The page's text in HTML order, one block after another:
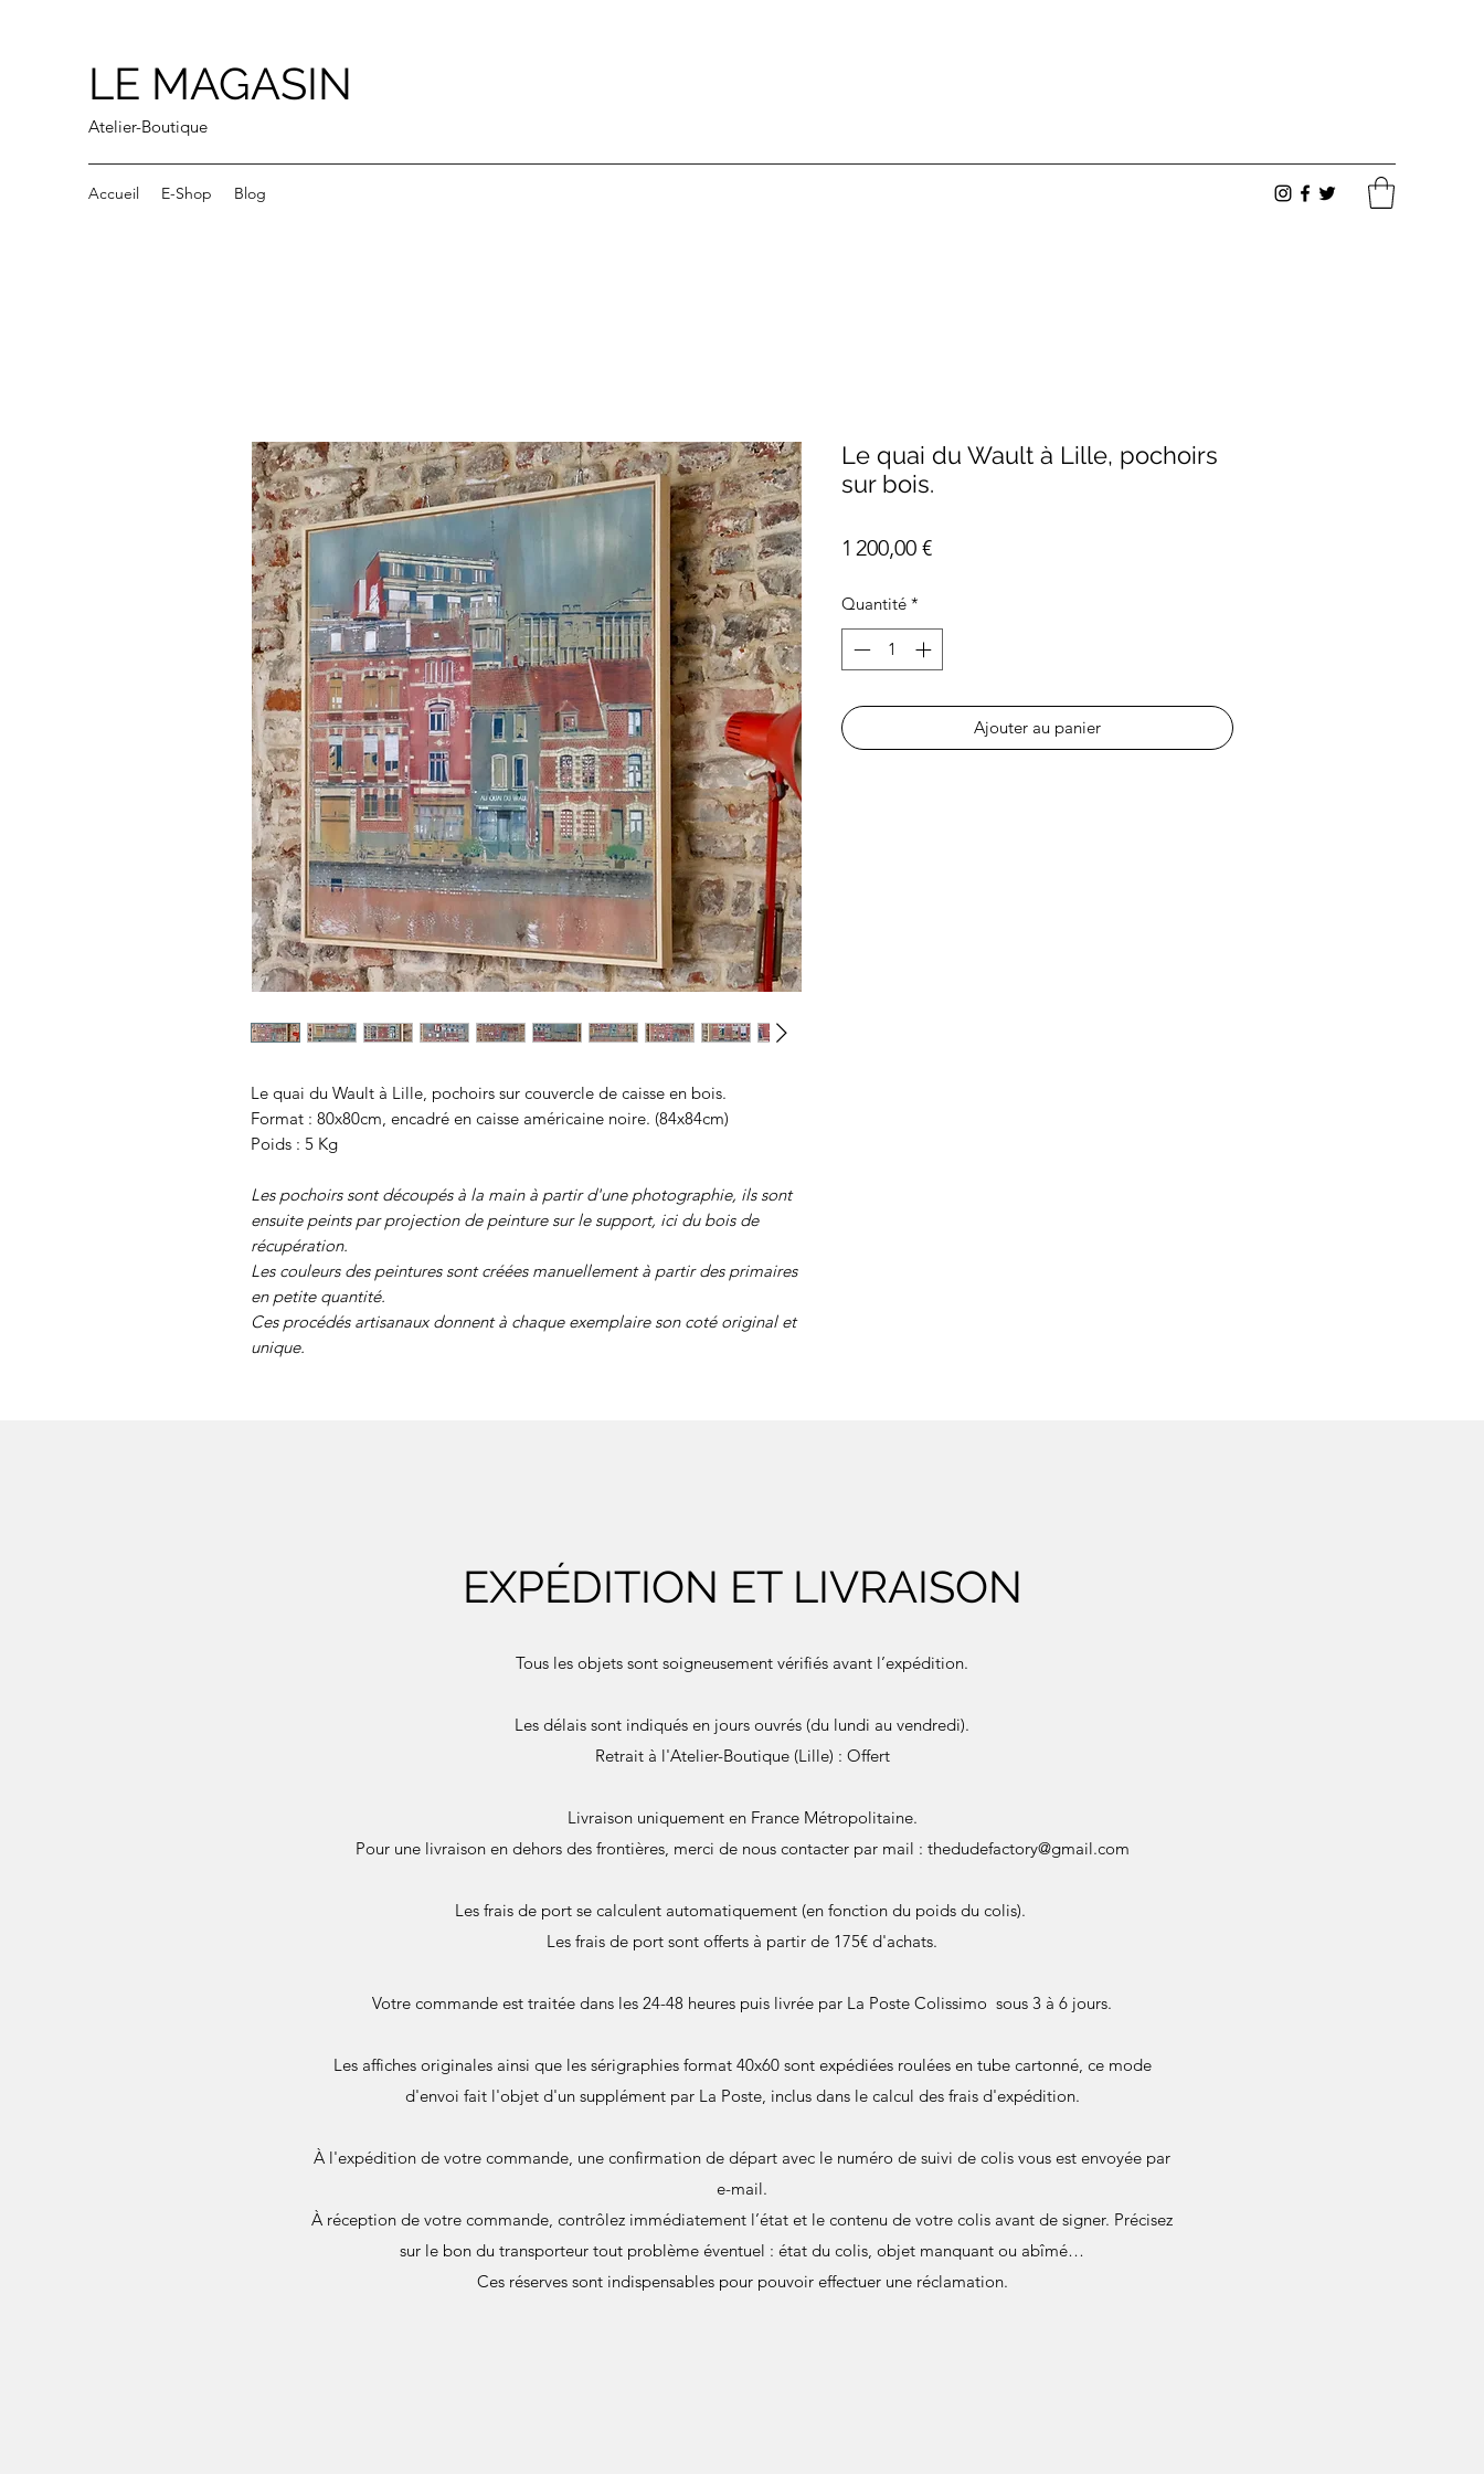
LE MAGASIN
Atelier-Boutique
Accueil E-Shop Blog
Le quai du Wault à Lille, pochoirs sur couvercle de caisse en bois.
Format : 80x80cm, encadré en caisse américaine noire. (84x84cm)
Poids : 5 Kg
Les pochoirs sont découpés à la main à partir d'une photographie, ils sont
ensuite peints par projection de peinture sur le support, ici du bois de
récupération.
Les couleurs des peintures sont créées manuellement à partir des primaires
en petite quantité.
Ces procédés artisanaux donnent à chaque exemplaire son coté original et
unique.
Le quai du Wault à Lille, pochoirs
sur bois.
1 200,00 €Prix
Quantité *
Ajouter au panier
EXPÉDITION ET LIVRAISON
Tous les objets sont soigneusement vérifiés avant l’expédition.
Les délais sont indiqués en jours ouvrés (du lundi au vendredi).
Retrait à l'Atelier-Boutique (Lille) : Offert
Livraison uniquement en France Métropolitaine.
Pour une livraison en dehors des frontières, merci de nous contacter par mail : thedudefactory@gmail.com
Les frais de port se calculent automatiquement (en fonction du poids du colis).
Les frais de port sont offerts à partir de 175€ d'achats.
Votre commande est traitée dans les 24-48 heures puis livrée par La Poste Colissimo sous 3 à 6 jours.
Les affiches originales ainsi que les sérigraphies format 40x60 sont expédiées roulées en tube cartonné, ce mode
d'envoi fait l'objet d'un supplément par La Poste, inclus dans le calcul des frais d'expédition.
À l'expédition de votre commande, une confirmation de départ avec le numéro de suivi de colis vous est envoyée par
e-mail.
À réception de votre commande, contrôlez immédiatement l’état et le contenu de votre colis avant de signer. Précisez
sur le bon du transporteur tout problème éventuel : état du colis, objet manquant ou abîmé…
Ces réserves sont indispensables pour pouvoir effectuer une réclamation.